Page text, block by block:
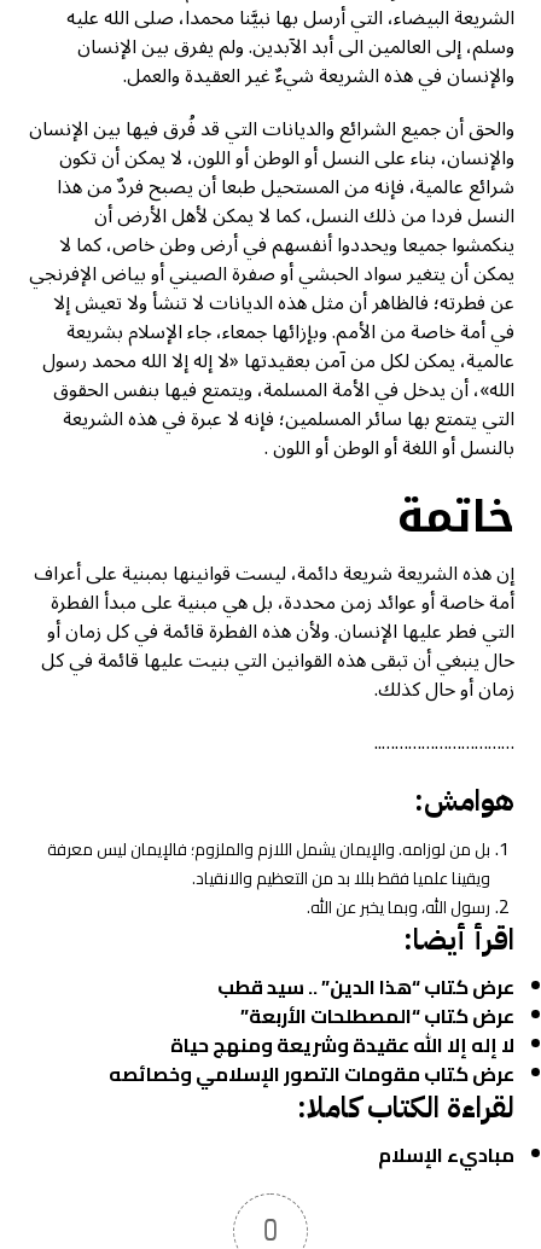
الشريعة البيضاء، التي أرسل بها نبيَّنا محمدا، صلى الله عليه
وسلم، إلى العالمين الى أبد الآبدين. ولم يفرق بين الإنسان
والإنسان في هذه الشريعة شيءٌ غير العقيدة والعمل.
والحق أن جميع الشرائع والديانات التي قد فُرق فيها بين الإنسان
والإنسان، بناء على النسل أو الوطن أو اللون، لا يمكن أن تكون
شرائع عالمية، فإنه من المستحيل طبعا أن يصبح فردٌ من هذا
النسل فردا من ذلك النسل، كما لا يمكن لأهل الأرض أن
ينكمشوا جميعا ويحددوا أنفسهم في أرض وطن خاص، كما لا
يمكن أن يتغير سواد الحبشي أو صفرة الصيني أو بياض الإفرنجي
عن فطرته؛ فالظاهر أن مثل هذه الديانات لا تنشأ ولا تعيش إلا
في أمة خاصة من الأمم. وبإزائها جمعاء، جاء الإسلام بشريعة
عالمية، يمكن لكل من آمن بعقيدتها «لا إله إلا الله محمد رسول
الله»، أن يدخل في الأمة المسلمة، ويتمتع فيها بنفس الحقوق
التي يتمتع بها سائر المسلمين؛ فإنه لا عبرة في هذه الشريعة
بالنسل أو اللغة أو الوطن أو اللون .
خاتمة
إن هذه الشريعة شريعة دائمة، ليست قوانينها بمبنية على أعراف
أمة خاصة أو عوائد زمن محددة، بل هي مبنية على مبدأ الفطرة
التي فطر عليها الإنسان. ولأن هذه الفطرة قائمة في كل زمان أو
حال ينبغي أن تبقى هذه القوانين التي بنيت عليها قائمة في كل
زمان أو حال كذلك.
…………………………..
هوامش:
بل من لوزامه. والإيمان يشمل اللازم والملزوم؛ فالإيمان ليس معرفة
ويقينا علميا فقط بللا بد من التعظيم والانقياد.
رسول الله، وبما يخبر عن الله.
اقرأ أيضا:
عرض كتاب “هذا الدين” .. سيد قطب
عرض كتاب “المصطلحات الأربعة”
لا إله إلا الله عقيدة وشريعة ومنهج حياة
عرض كتاب مقومات التصور الإسلامي وخصائصه
لقراءة الكتاب كاملا:
مباديء الإسلام
0